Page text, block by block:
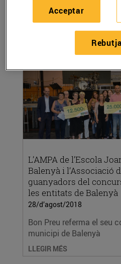
El Grup Bon Preu
l’Associació de
L’AMPA de l’Escola
Balenyà i l’Associació
guanyadors del
les entitats de Balenyà
28/d’agost/2018
Bon Preu referma el seu
municipi de Balenyà
LLEGIR MÉS
Acceptar